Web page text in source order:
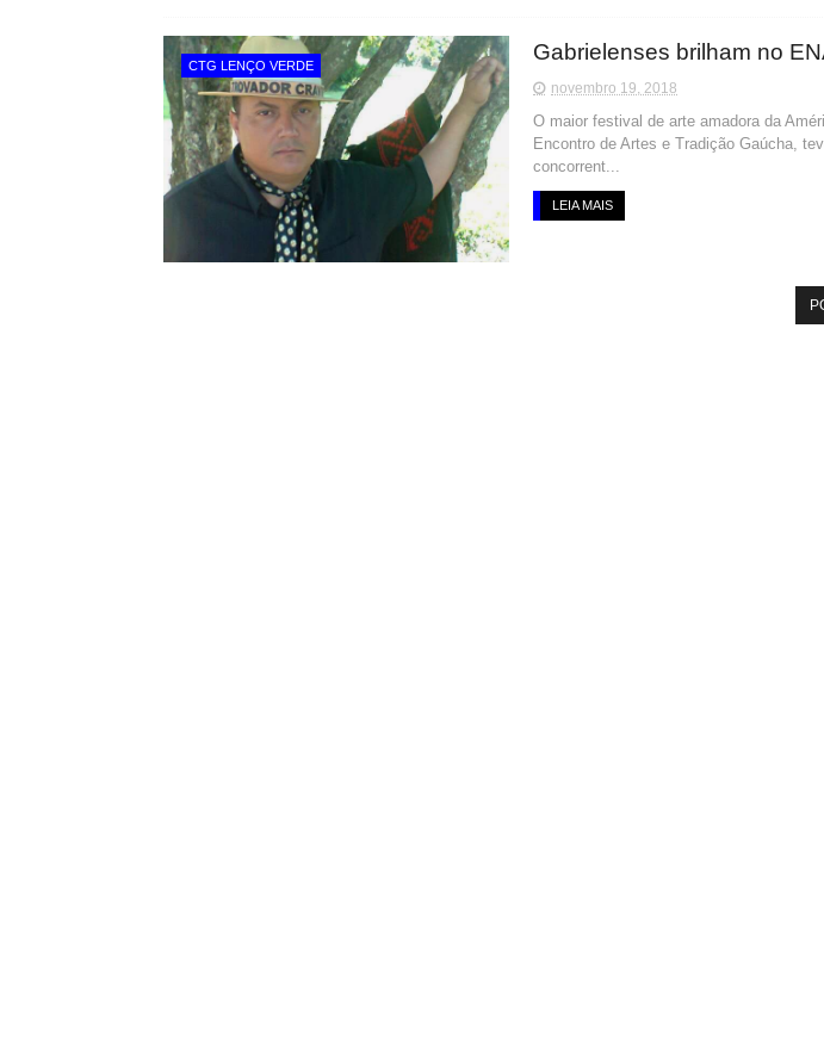
CTG LENÇO VERDE
Gabrielenses brilham no
novembro 19, 2018
O maior festival de arte amadora da
Encontro de Artes e Tradição Gaúcha,
concorrent...
LEIA MAIS